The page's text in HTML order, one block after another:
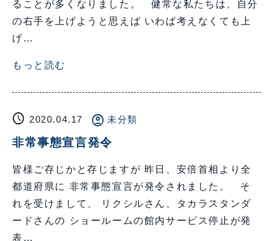
ることが多くなりました。 健常な私たちは、自分
の右手を上げようと思えば いわば考えなくても上
げ…
もっと読む
schedule 2020.04.17 account_circle 未分類
非常事態宣言発令
皆様ご存じかと存じますが 昨日、安倍首相より全
都道府県に 非常事態宣言が発令されました。 そ
れを受けまして、 リクシルさん、タカラスタンダ
ードさんの ショールームの館内サービス停止が発
表…